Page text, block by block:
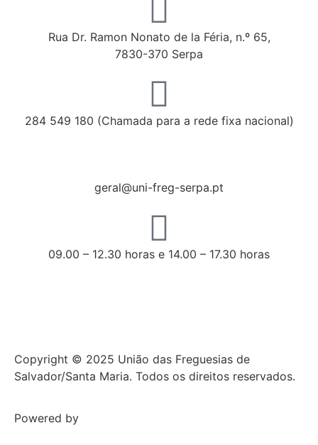
Rua Dr. Ramon Nonato de la Féria, n.º 65,
7830-370 Serpa
284 549 180 (Chamada para a rede fixa nacional)
geral@uni-freg-serpa.pt
09.00 – 12.30 horas e 14.00 – 17.30 horas
Copyright © 2025 União das Freguesias de
Salvador/Santa Maria. Todos os direitos reservados.
Powered by